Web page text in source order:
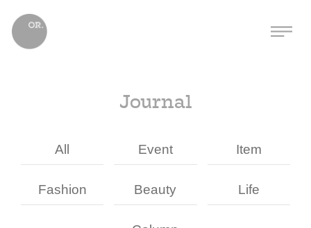
Journal
All Event Item
Fashion Beauty Life